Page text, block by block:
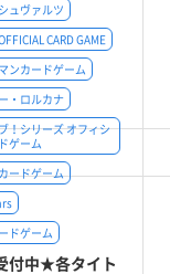
ュヴァルツ
CARD GAME
ンカードゲーム
・ロルカナ
！シリーズ オフィシ
ゲーム
ードゲーム
ドゲーム
付中★各タイト
【ガンダムカードゲーム】